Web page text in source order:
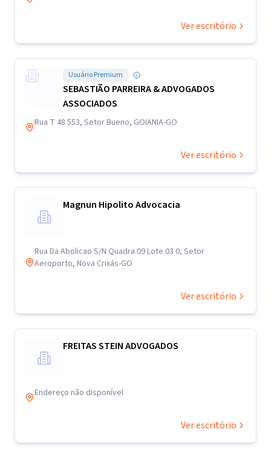
Ver escritório
Usuário Premium
SEBASTIÃO PARREIRA & ADVOGADOS
ASSOCIADOS
Rua T 48 553, Setor Bueno, GOIANIA-GO
Ver escritório
Magnun Hipolito Advocacia
Rua Da Abolicao S/N Quadra 09 Lote 03 0, Setor
Aeroporto, Nova Crixás-GO
Ver escritório
FREITAS STEIN ADVOGADOS
Endereço não disponível
Ver escritório